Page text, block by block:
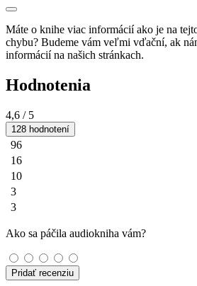
Máte o knihe viac informácií ako je na
chybu? Budeme vám veľmi vďační, ak
informácií na našich stránkach.
Hodnotenia
4,6 / 5
128 hodnotení
96
16
10
3
3
Ako sa páčila audiokniha vám?
Pridať recenziu